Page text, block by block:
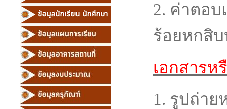
2. ค่าตอบ
ร้อยหกสิ
เอกสาร
1. รูปถ่า